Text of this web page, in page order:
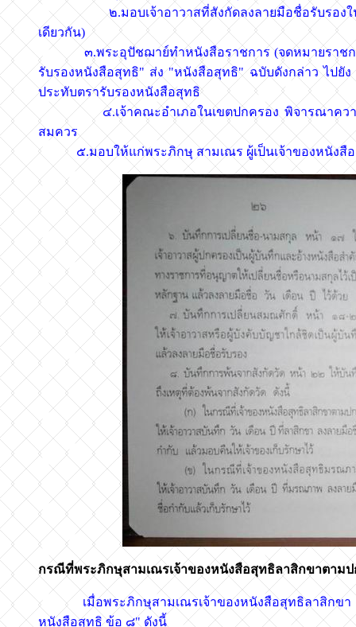
๒.มอบเจ้าอาวาสที่สังกัดลงลายมือชื่อรับรองในช่อ
เดียวกัน)
๓.พระอุปัชฌาย์ทำหนังสือราชการ (จดหมายราชกา
รับรองหนังสือสุทธิ" ส่ง "หนังสือสุทธิ" ฉบับดังกล่าว ไปยั
ประทับตรารับรองหนังสือสุทธิ
๔.เจ้าคณะอำเภอในเขตปกครอง พิจารณาความสม
สมควร
๕.มอบให้แก่พระภิกษุ สามเณร ผู้เป็นเจ้าของหนังสือสุ
กรณีที่พระภิกษุสามเณรเจ้าของหนังสือสุทธิลาสิกขาตาม
เมื่อพระภิกษุสามเณรเจ้าของหนังสือสุทธิลาสิกขา โด
หนังสือสุทธิ ข้อ ๘" ดังนี้